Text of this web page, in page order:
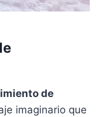
de
imaginario que